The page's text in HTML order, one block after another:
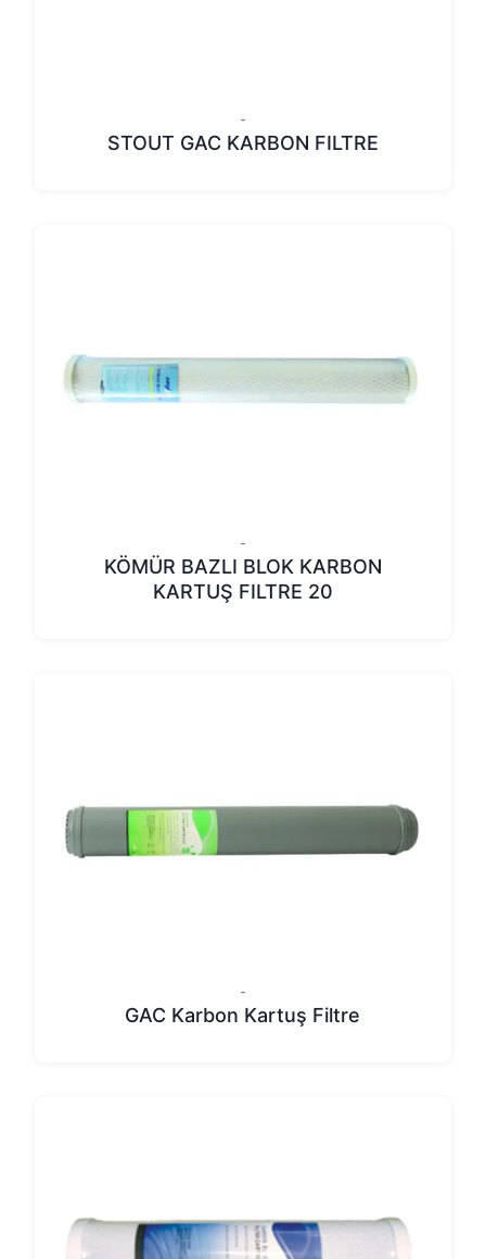
-
STOUT GAC KARBON FILTRE
-
KÖMÜR BAZLI BLOK KARBON
KARTUŞ FILTRE 20
-
GAC Karbon Kartuş Filtre